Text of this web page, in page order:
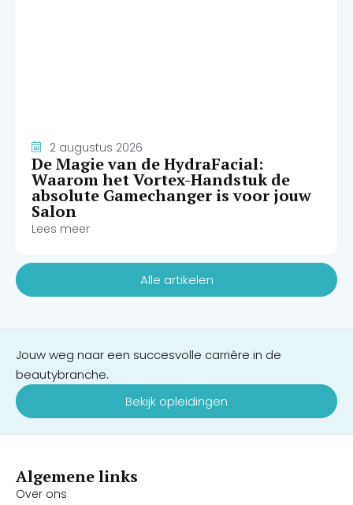
2 augustus 2026
De Magie van de HydraFacial:
Waarom het Vortex-Handstuk de
absolute Gamechanger is voor jouw
Salon
Lees meer
Alle artikelen
Jouw weg naar een succesvolle carrière in de
beautybranche.
Bekijk opleidingen
Algemene links
Over ons